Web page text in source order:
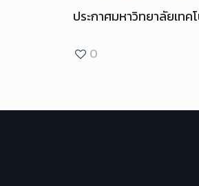
ประกาศมหาวิทยาลัยเทค
0